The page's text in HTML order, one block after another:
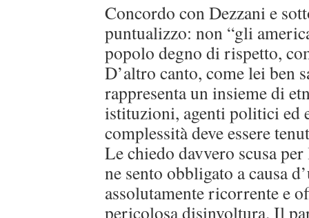
Concordo con Dezzani e
puntualizzo: non “gli
popolo degno di rispetto,
D’altro canto, come lei ben
rappresenta un insieme di
istituzioni, agenti politici ed
complessità deve essere
Le chiedo davvero scusa
ne sento obbligato a causa
assolutamente ricorrente e
pericolosa disinvoltura. Il